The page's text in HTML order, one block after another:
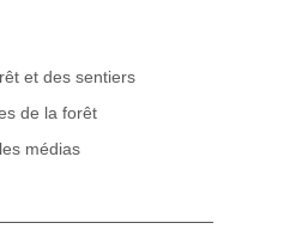
et des sentiers
de la forêt
médias